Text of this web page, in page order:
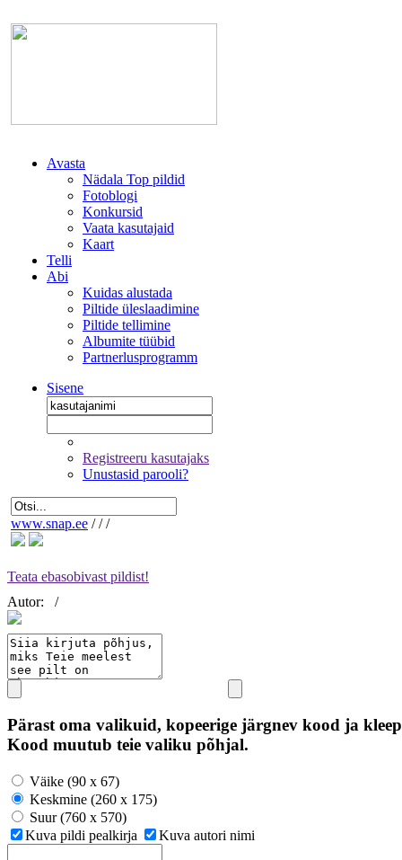
Avasta
Nädala Top pildid
Fotoblogi
Konkursid
Vaata kasutajaid
Kaart
Telli
Abi
Kuidas alustada
Piltide üleslaadimine
Piltide tellimine
Albumite tüübid
Partnerlusprogramm
Sisene
Registreeru kasutajaks
Unustasid parooli?
www.snap.ee / / /
Teata ebasobivast pildist!
Autor:
/
Pärast oma valikuid, kopeerige järgnev kood ja
Kood muutub teie valiku põhjal.
Väike (90 x 67)
Keskmine (260 x 175)
Suur (760 x 570)
Kuva pildi pealkirja
Kuva autori nimi